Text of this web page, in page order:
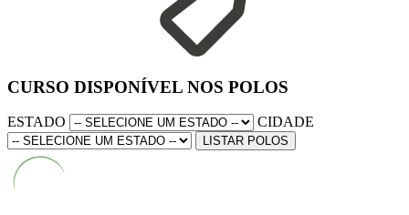
CURSO DISPONÍVEL NOS POLOS
ESTADO CIDADE
LISTAR POLOS